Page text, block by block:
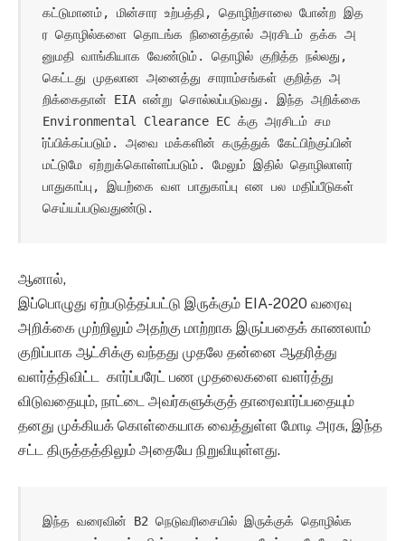
கட்டுமானம், மின்சார உற்பத்தி, தொழிற்சாலை போன்ற இத
ர தொழில்களை தொடங்க நினைத்தால் அரசிடம் தக்க அ
னுமதி வாங்கியாக வேண்டும். தொழில் குறித்த நல்லது,
கெட்டது முதலான அனைத்து சாராம்சங்கள் குறித்த அ
றிக்கைதான் EIA என்று சொல்லப்படுவது. இந்த அறிக்கை
Environmental Clearance EC க்கு அரசிடம் சம
ர்ப்பிக்கப்படும். அவை மக்களின் கருத்துக் கேட்பிற்குப்பின்
மட்டுமே ஏற்றுக்கொள்ளப்படும். மேலும் இதில் தொழிலாளர்
பாதுகாப்பு, இயற்கை வள பாதுகாப்பு என பல மதிப்பீடுகள்
செய்யப்படுவதுண்டு.
ஆனால்,
இப்பொழுது ஏற்படுத்தப்பட்டு இருக்கும் EIA-2020 வரைவு
அறிக்கை முற்றிலும் அதற்கு மாற்றாக இருப்பதைக் காணலாம்
குறிப்பாக ஆட்சிக்கு வந்தது முதலே தன்னை ஆதரித்து
வளர்த்திவிட்ட கார்ப்பரேட் பண முதலைகளை வளர்த்து
விடுவதையும், நாட்டை அவர்களுக்குத் தாரைவார்ப்பதையும்
தனது முக்கியக் கொள்கையாக வைத்துள்ள மோடி அரசு, இந்த
சட்ட திருத்தத்திலும் அதையே நிறுவியுள்ளது.
இந்த வரைவின் B2 நெடுவரிசையில் இருக்குக் தொழில்க